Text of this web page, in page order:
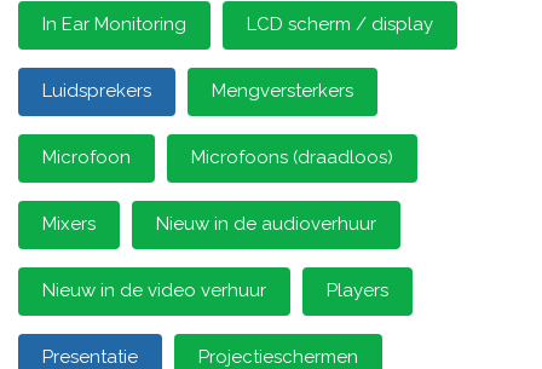
In Ear Monitoring LCD scherm / display
Luidsprekers Mengversterkers
Microfoon Microfoons (draadloos)
Mixers Nieuw in de audioverhuur
Nieuw in de video verhuur Players
Presentatie Projectieschermen